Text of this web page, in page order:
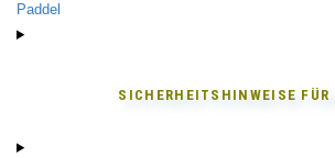
Paddel
SICHERHEITSHINWEISE FÜR